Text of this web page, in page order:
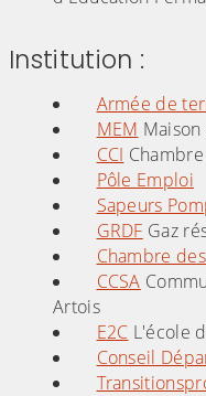
Institution :
Armée de
MEM
CCI
Pôle Emploi
Sapeurs
GRDF Gaz
Chambre
CCSA
Artois
E2C L'école
Conseil